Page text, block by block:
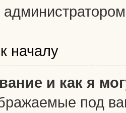
началу
и как я
под